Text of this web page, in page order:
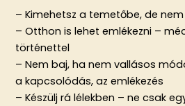
– Kimehetsz a temetőbe, de
– Otthon is lehet emlékezni –
történettel
– Nem baj, ha nem vallásos
a kapcsolódás, az emlékezés
– Készülj rá lélekben – ne csak